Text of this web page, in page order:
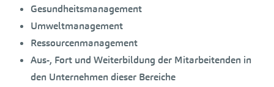
Gesundheitsmanagement
Umweltmanagement
Ressourcenmanagement
Aus-, Fort und Weiterbildung der Mitarbeitenden in
den Unternehmen dieser Bereiche